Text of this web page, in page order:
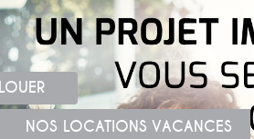
LOUER
NOS LOCATIONS VACANCES